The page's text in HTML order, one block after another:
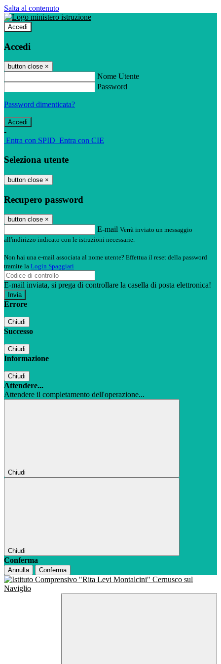
Salta al contenuto
Accedi
Accedi
button close ×
Nome Utente
Password
Password dimenticata?
-
Entra con SPID Entra con CIE
Seleziona utente
button close ×
Recupero password
button close ×
E-mail Verrà inviato un messaggio
all'indirizzo indicato con le istruzioni necessarie.
Non hai una e-mail associata al nome utente? Effettua il reset della password
tramite la Login Spaggiari
E-mail inviata, si prega di controllare la casella di posta elettronica!
Errore
Chiudi
Successo
Chiudi
Informazione
Chiudi
Attendere...
Attendere il completamento dell'operazione...
Chiudi
Chiudi
Conferma
Annulla Conferma